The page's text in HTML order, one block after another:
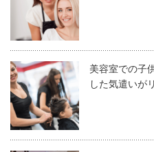
美容師に限らず、接客業の
なぜなら、人は見た目だけ
るからです。
どんなに技術が上手くても
してくれないこともありま
美容師の服装で冬におすす
た組み合わせ。
メリットは、
着やせ効果と
太ももから裾にかけて幅が
下半身を隠したい人の救世主
脚の太さや形も関係なく履
美容室での子
した気遣いが